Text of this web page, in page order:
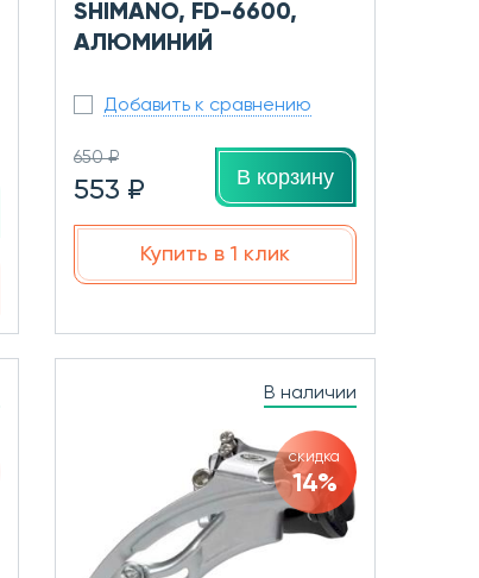
SHIMANO, FD-6600,
АЛЮМИНИЙ
Добавить к сравнению
650 ₽
553 ₽ В корзину
Купить в 1 клик
В наличии
скидка
14%